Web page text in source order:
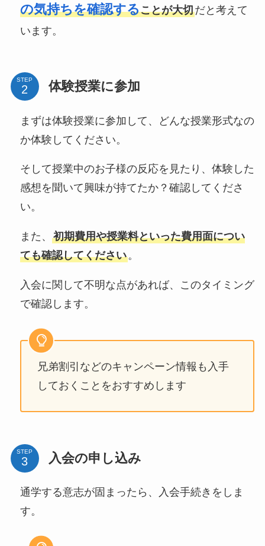
の気持ちを確認することが大切だと考えて
います。
STEP 体験授業に参加
まずは体験授業に参加して、どんな授業形式なの
か体験してください。
そして授業中のお子様の反応を見たり、体験した
感想を聞いて興味が持てたか？確認してくださ
い。
また、 初期費用や授業料といった費用面につい
ても確認してください。
入会に関して不明な点があれば、このタイミング
で確認します。
兄弟割引などのキャンペーン情報も入手
しておくことをおすすめします
STEP 入会の申し込み
通学する意志が固まったら、入会手続きをしま
す。